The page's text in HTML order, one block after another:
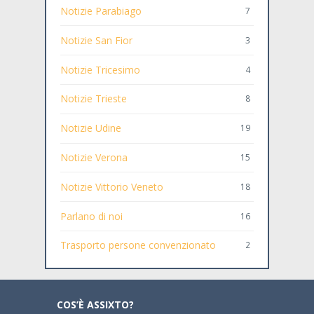
Notizie Parabiago 7
Notizie San Fior 3
Notizie Tricesimo 4
Notizie Trieste 8
Notizie Udine 19
Notizie Verona 15
Notizie Vittorio Veneto 18
Parlano di noi 16
Trasporto persone convenzionato 2
COS’È ASSIXTO?